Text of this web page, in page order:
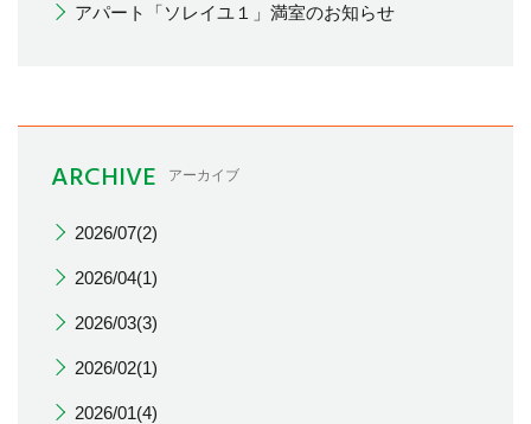
アパート「ソレイユ１」満室のお知らせ
ARCHIVE アーカイブ
2026/07(2)
2026/04(1)
2026/03(3)
2026/02(1)
2026/01(4)